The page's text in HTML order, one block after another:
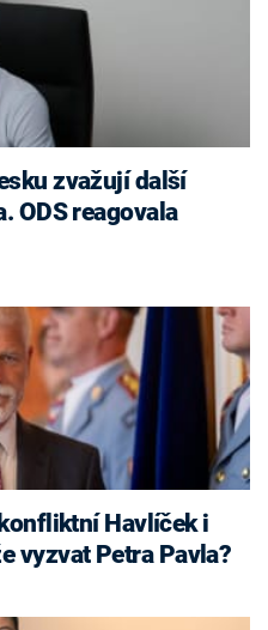
ODS reagovala
vyzvat Petra Pavla?